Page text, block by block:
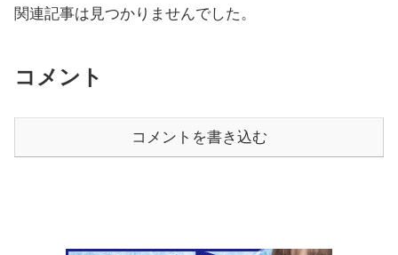
関連記事は見つかりませんでした。
コメント
コメントを書き込む